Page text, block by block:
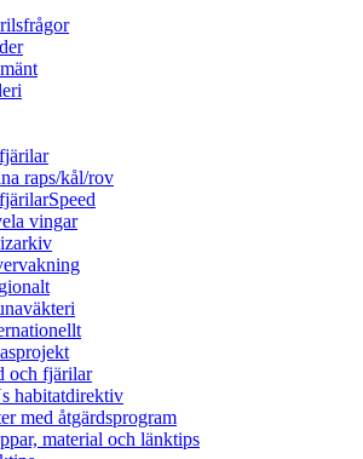
raps/kål/rov
vingar
och fjärilar
habitatdirektiv
med åtgärdsprogram
material och länktips